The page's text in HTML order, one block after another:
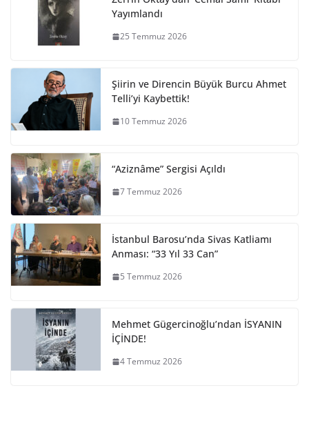
Yayımlandı
25 Temmuz 2026
Şiirin ve Direncin Büyük Burcu Ahmet
Telli’yi Kaybettik!
10 Temmuz 2026
“Aziznâme” Sergisi Açıldı
7 Temmuz 2026
İstanbul Barosu’nda Sivas Katliamı
Anması: “33 Yıl 33 Can”
5 Temmuz 2026
Mehmet Gügercinoğlu’ndan İSYANIN
İÇİNDE!
4 Temmuz 2026